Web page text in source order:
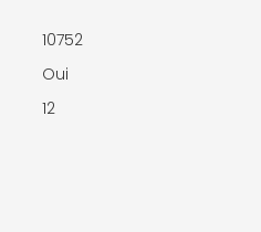
10752
Oui
12